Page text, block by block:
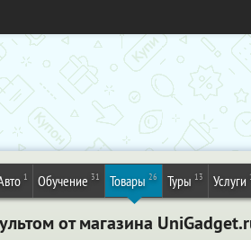
1 Обучение 31 Товары 26 Туры 13 Услуги
от магазина